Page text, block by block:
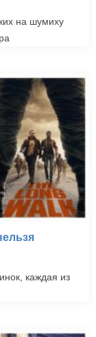
на шумиху
каждая из